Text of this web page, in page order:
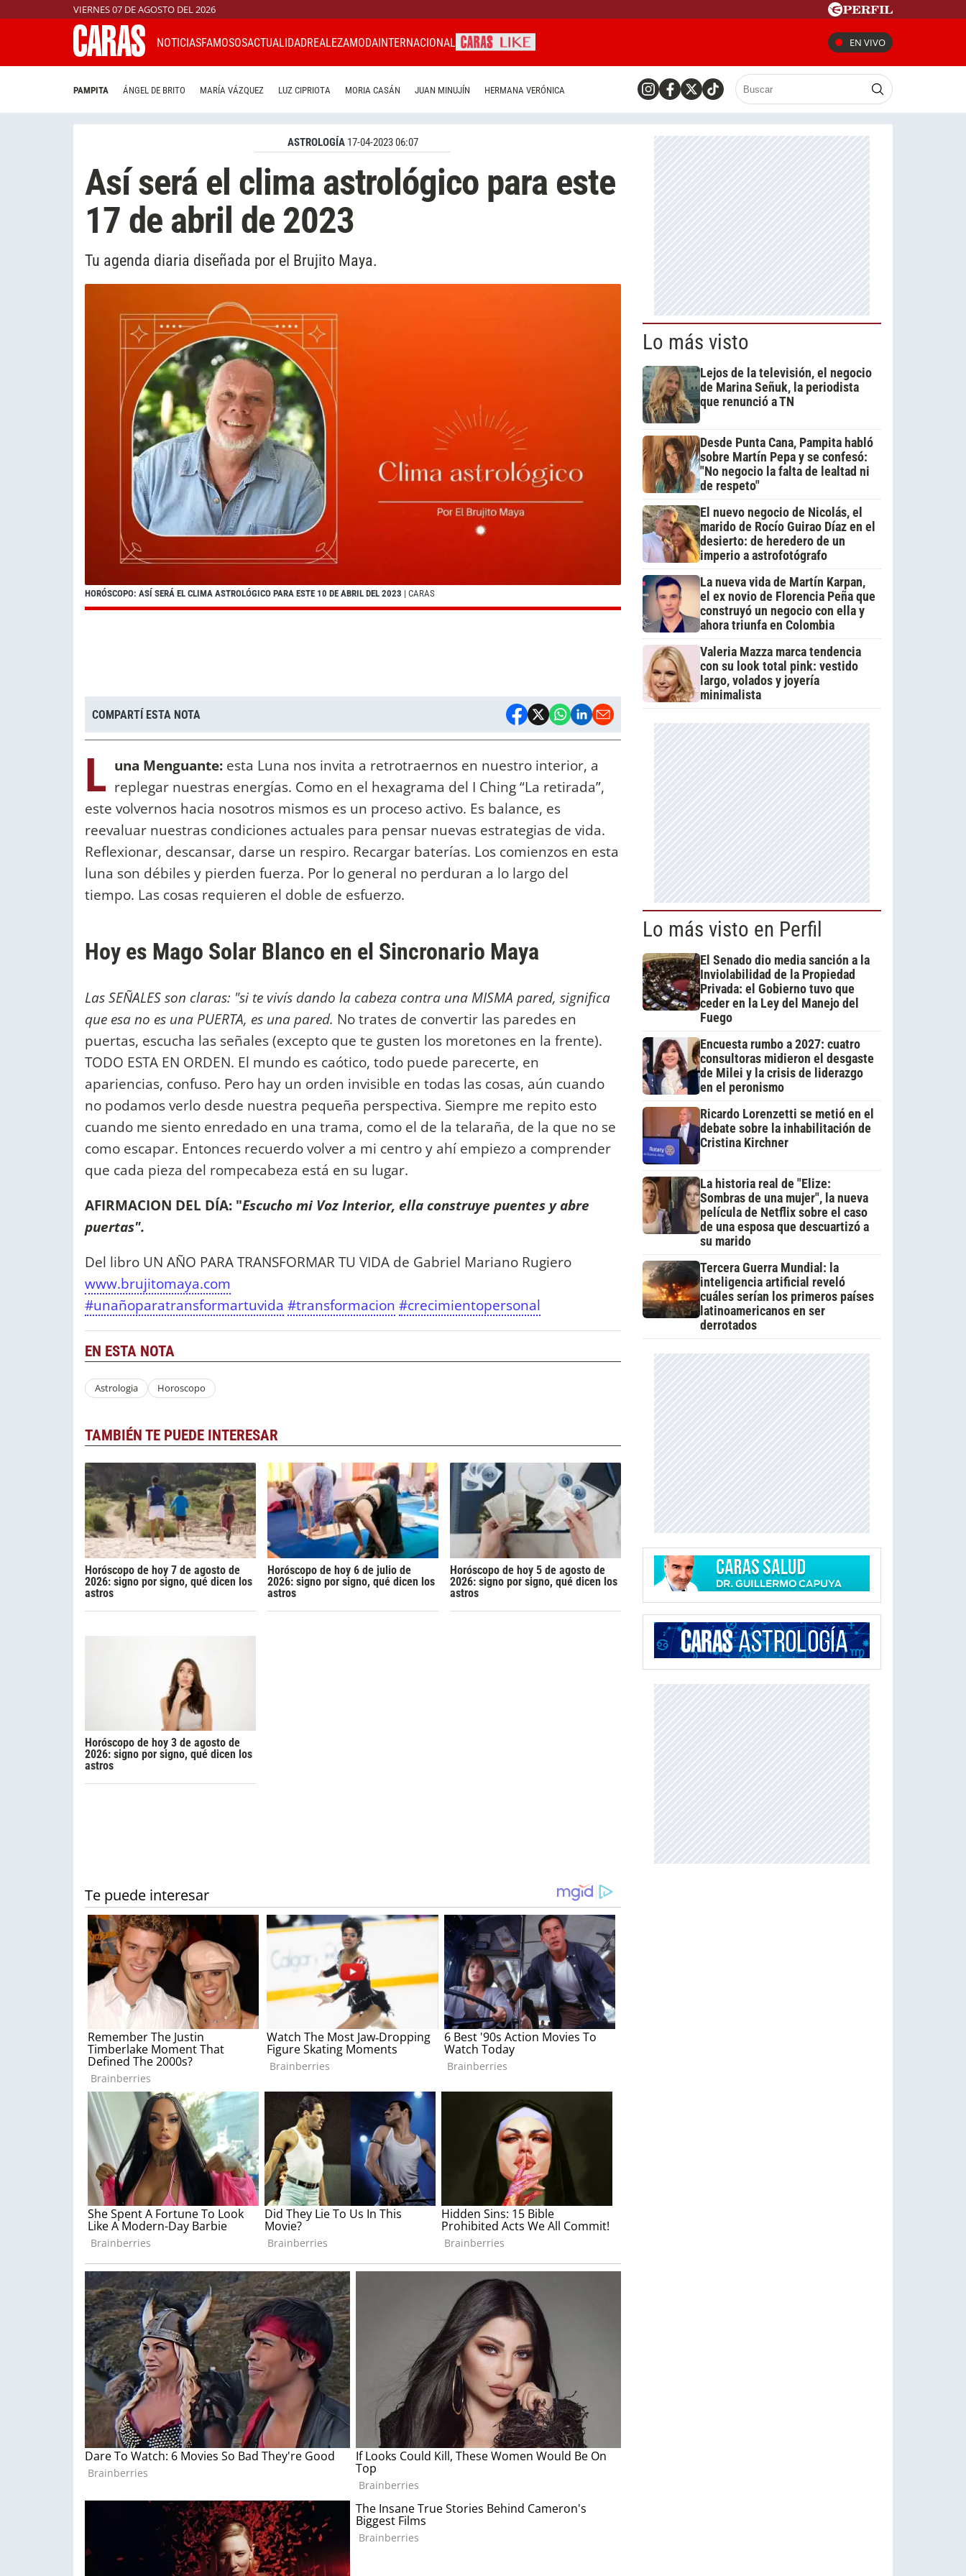
VIERNES 07 DE AGOSTO DEL 2026
NOTICIASFAMOSOSACTUALIDADREALEZAMODAINTERNACIONAL EN VIVO
PAMPITA ÁNGEL DE BRITO MARÍA VÁZQUEZ LUZ CIPRIOTA MORIA CASÁN JUAN MINUJÍN HERMANA VERÓNICA
ASTROLOGÍA 17-04-2023 06:07
Así será el clima astrológico para este
17 de abril de 2023
Tu agenda diaria diseñada por el Brujito Maya.
HORÓSCOPO: ASÍ SERÁ EL CLIMA ASTROLÓGICO PARA ESTE 10 DE ABRIL DEL 2023 | CARAS
COMPARTÍ ESTA NOTA
L una Menguante: esta Luna nos invita a retrotraernos en nuestro interior, a
replegar nuestras energías. Como en el hexagrama del I Ching “La retirada”,
este volvernos hacia nosotros mismos es un proceso activo. Es balance, es
reevaluar nuestras condiciones actuales para pensar nuevas estrategias de vida.
Reflexionar, descansar, darse un respiro. Recargar baterías. Los comienzos en esta
luna son débiles y pierden fuerza. Por lo general no perduran a lo largo del
tiempo. Las cosas requieren el doble de esfuerzo.
Hoy es Mago Solar Blanco en el Sincronario Maya
Las SEÑALES son claras: "si te vivís dando la cabeza contra una MISMA pared, significa
que esa no es una PUERTA, es una pared. No trates de convertir las paredes en
puertas, escucha las señales (excepto que te gusten los moretones en la frente).
TODO ESTA EN ORDEN. El mundo es caótico, todo puede parecerte, en
apariencias, confuso. Pero hay un orden invisible en todas las cosas, aún cuando
no podamos verlo desde nuestra pequeña perspectiva. Siempre me repito esto
cuando me siento enredado en una trama, como el de la telaraña, de la que no se
como escapar. Entonces recuerdo volver a mi centro y ahí empiezo a comprender
que cada pieza del rompecabeza está en su lugar.
AFIRMACION DEL DÍA: "Escucho mi Voz Interior, ella construye puentes y abre
puertas".
Del libro UN AÑO PARA TRANSFORMAR TU VIDA de Gabriel Mariano Rugiero
www.brujitomaya.com
#unañoparatransformartuvida #transformacion #crecimientopersonal
EN ESTA NOTA
Astrologia Horoscopo
TAMBIÉN TE PUEDE INTERESAR
Horóscopo de hoy 7 de agosto de
2026: signo por signo, qué dicen los
astros
Horóscopo de hoy 6 de julio de
2026: signo por signo, qué dicen los
astros
Horóscopo de hoy 5 de agosto de
2026: signo por signo, qué dicen los
astros
Horóscopo de hoy 3 de agosto de
2026: signo por signo, qué dicen los
astros
Lo más visto
Lejos de la televisión, el negocio
de Marina Señuk, la periodista
que renunció a TN
Desde Punta Cana, Pampita habló
sobre Martín Pepa y se confesó:
"No negocio la falta de lealtad ni
de respeto"
El nuevo negocio de Nicolás, el
marido de Rocío Guirao Díaz en el
desierto: de heredero de un
imperio a astrofotógrafo
La nueva vida de Martín Karpan,
el ex novio de Florencia Peña que
construyó un negocio con ella y
ahora triunfa en Colombia
Valeria Mazza marca tendencia
con su look total pink: vestido
largo, volados y joyería
minimalista
Lo más visto en Perfil
El Senado dio media sanción a la
Inviolabilidad de la Propiedad
Privada: el Gobierno tuvo que
ceder en la Ley del Manejo del
Fuego
Encuesta rumbo a 2027: cuatro
consultoras midieron el desgaste
de Milei y la crisis de liderazgo
en el peronismo
Ricardo Lorenzetti se metió en el
debate sobre la inhabilitación de
Cristina Kirchner
La historia real de "Elize:
Sombras de una mujer", la nueva
película de Netflix sobre el caso
de una esposa que descuartizó a
su marido
Tercera Guerra Mundial: la
inteligencia artificial reveló
cuáles serían los primeros países
latinoamericanos en ser
derrotados